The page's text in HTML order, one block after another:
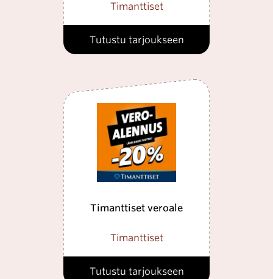
Timanttiset
Tutustu tarjoukseen
Timanttiset veroale
Timanttiset
Tutustu tarjoukseen